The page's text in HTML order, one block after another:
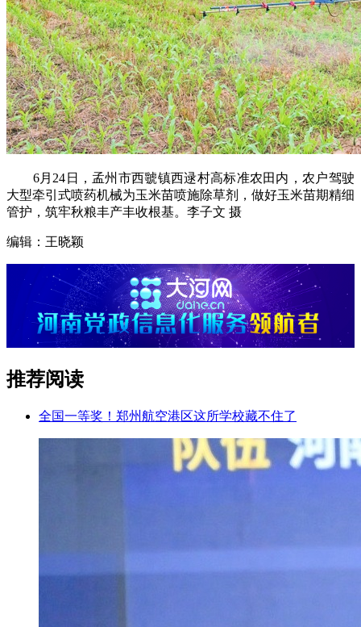
6月24日，孟州市西虢镇西逯村高标准农田内，农户驾驶
大型牵引式喷药机械为玉米苗喷施除草剂，做好玉米苗期精细
管护，筑牢秋粮丰产丰收根基。李子文 摄
编辑：王晓颖
推荐阅读
全国一等奖！郑州航空港区这所学校藏不住了